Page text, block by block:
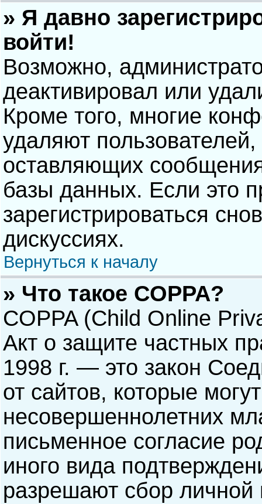
» Я давно
войти!
Возможно,
деактивировал или
Кроме того, многие
удаляют
оставляющих
базы данных. Если это
зарегистрироваться
дискуссиях.
Вернуться к началу
» Что такое COPPA?
COPPA (Child Online
Акт о защите частных
1998 г. — это закон
от сайтов, которые
несовершеннолетних
письменное согласие
иного вида
разрешают сбор